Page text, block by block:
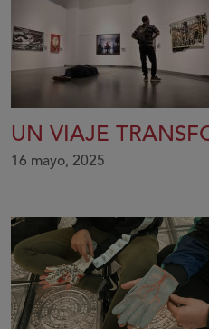
UN VIAJE
16 mayo, 2025